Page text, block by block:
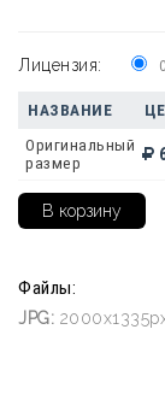
Лицензия:
НАЗВАНИЕ
Оригинальный
размер
Файлы:
JPG: